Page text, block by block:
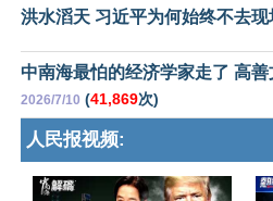
洪水滔天 习近平为何始终不去现
中南海最怕的经济学家走了 高
2026/7/10 (41,869次)
人民报视频: